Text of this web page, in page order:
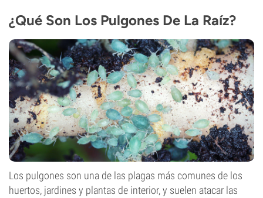
¿Qué Son Los Pulgones De La Raíz?
Los pulgones son una de las plagas más comunes de los
huertos, jardines y plantas de interior, y suelen atacar las